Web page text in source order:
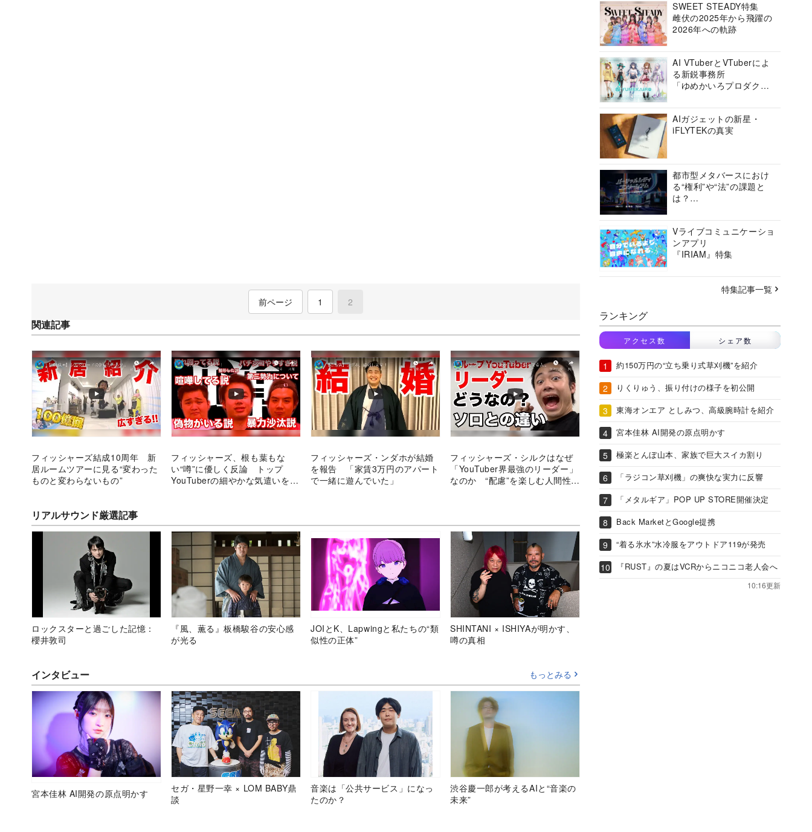
前ページ 1 2
関連記事
フィッシャーズ結成10周年 新
居ルームツアーに見る“変わった
ものと変わらないもの”
フィッシャーズ、根も葉もな
い“噂”に優しく反論 トップ
YouTuberの細やかな気遣いを考
フィッシャーズ・ンダホが結婚
を報告 「家賃3万円のアパート
で一緒に遊んでいた」
フィッシャーズ・シルクはなぜ
「YouTuber界最強のリーダー」
なのか “配慮”を楽しむ人間性に
リアルサウンド厳選記事
ロックスターと過ごした記憶：
櫻井敦司
『風、薫る』板橋駿谷の安心感
が光る
JOIとK、Lapwingと私たちの“類
似性の正体”
SHINTANI × ISHIYAが明かす、
噂の真相
インタビュー もっとみる
宮本佳林 AI開発の原点明かす
セガ・星野一幸 × LOM BABY鼎
談
音楽は「公共サービス」になっ
たのか？
渋谷慶一郎が考えるAIと“音楽の
未来”
SWEET STEADY特集
雌伏の2025年から飛躍の
2026年への軌跡
AI VTuberとVTuberによ
る新鋭事務所
「ゆめかいろプロダクシ
AIガジェットの新星・
iFLYTEKの真実
都市型メタバースにおけ
る“権利”や“法”の課題と
は？
ーシアムの挑戦に迫る
Vライブコミュニケーショ
ンアプリ
『IRIAM』特集
特集記事一覧
ランキング
アクセス数 シェア数
約150万円の“立ち乗り式草刈機”を紹介
りくりゅう、振り付けの様子を初公開
東海オンエア としみつ、高級腕時計を紹介
宮本佳林 AI開発の原点明かす
極楽とんぼ山本、家族で巨大スイカ割り
「ラジコン草刈機」の爽快な実力に反響
「メタルギア」POP UP STORE開催決定
Back MarketとGoogle提携
“着る氷水”水冷服をアウトドア119が発売
『RUST』の夏はVCRからニコニコ老人会へ
10:16更新